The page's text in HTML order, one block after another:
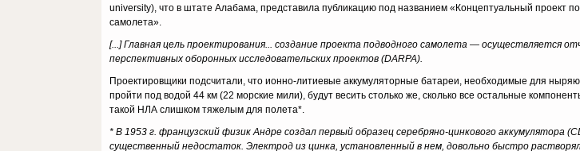
university), что в штате Алабама, представила публикацию под названием «Концептуальный проект
самолета».
[...] Главная цель проектирования... создание проекта подводного самолета — осуществляется
перспективных оборонных исследовательских проектов (DARPA).
Проектировщики подсчитали, что ионно-литиевые аккумуляторные батареи, необходимые для
пройти под водой 44 км (22 морские мили), будут весить столько же, сколько все остальные
такой НЛА слишком тяжелым для полета*.
* В 1953 г. французский физик Андре создал первый образец серебряно-цинкового аккумулятора
существенный недостаток. Электрод из цинка, установленный в нем, довольно быстро